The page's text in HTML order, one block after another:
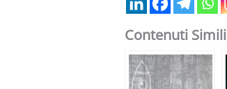
Contenuti Simili